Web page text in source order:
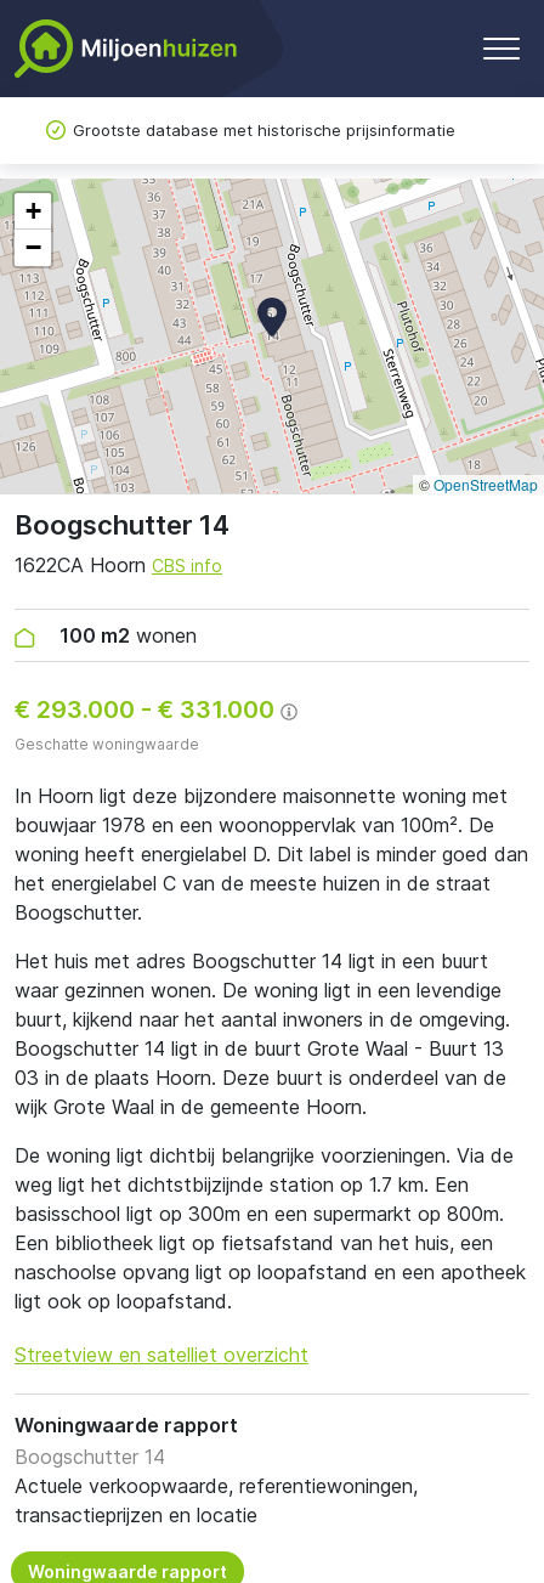
Grootste database met historische prijsinformatie
Boogschutter 14
1622CA Hoorn CBS info
100 m2 wonen
€ 293.000 - € 331.000
Geschatte woningwaarde
In Hoorn ligt deze bijzondere maisonnette woning met
bouwjaar 1978 en een woonoppervlak van 100m². De
woning heeft energielabel D. Dit label is minder goed dan
het energielabel C van de meeste huizen in de straat
Boogschutter.
Het huis met adres Boogschutter 14 ligt in een buurt
waar gezinnen wonen. De woning ligt in een levendige
buurt, kijkend naar het aantal inwoners in de omgeving.
Boogschutter 14 ligt in de buurt Grote Waal - Buurt 13
03 in de plaats Hoorn. Deze buurt is onderdeel van de
wijk Grote Waal in de gemeente Hoorn.
De woning ligt dichtbij belangrijke voorzieningen. Via de
weg ligt het dichtstbijzijnde station op 1.7 km. Een
basisschool ligt op 300m en een supermarkt op 800m.
Een bibliotheek ligt op fietsafstand van het huis, een
naschoolse opvang ligt op loopafstand en een apotheek
ligt ook op loopafstand.
Streetview en satelliet overzicht
Woningwaarde rapport
Boogschutter 14
Actuele verkoopwaarde, referentiewoningen,
transactieprijzen en locatie
Woningwaarde rapport
+
−
©OpenStreetMap